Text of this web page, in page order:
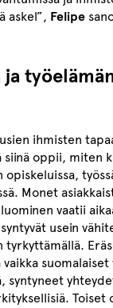
askel”, Felipe
ihmisten
siinä oppii, miten
Monet
vaatii
usein
tyrkyttämällä.
suomalaiset
syntyneet
Toiset